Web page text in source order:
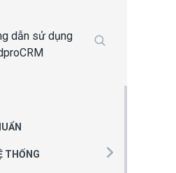
dẫn sử dụng
THỐNG